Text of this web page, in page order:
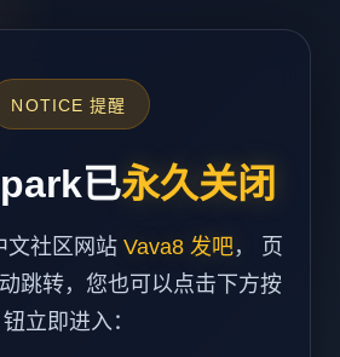
NOTICE 提醒
已永久关闭
文社区网站 Vava8 发吧， 页
跳转，您也可以点击下方按
钮立即进入：